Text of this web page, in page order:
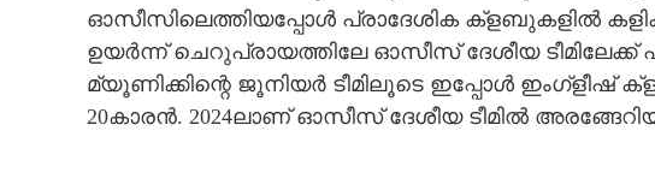
ഓസീസിലെത്തിയപ്പോൾ പ്രാദേശിക ക്ളബുകളിൽ
ഉയർന്ന് ചെറുപ്രായത്തിലേ ഓസീസ് ദേശീയ
മ്യൂണിക്കിന്റെ ജൂനിയർ ടീമിലൂടെ ഇപ്പോൾ
20കാരൻ. 2024ലാണ് ഓസീസ് ദേശീയ ടീമിൽ